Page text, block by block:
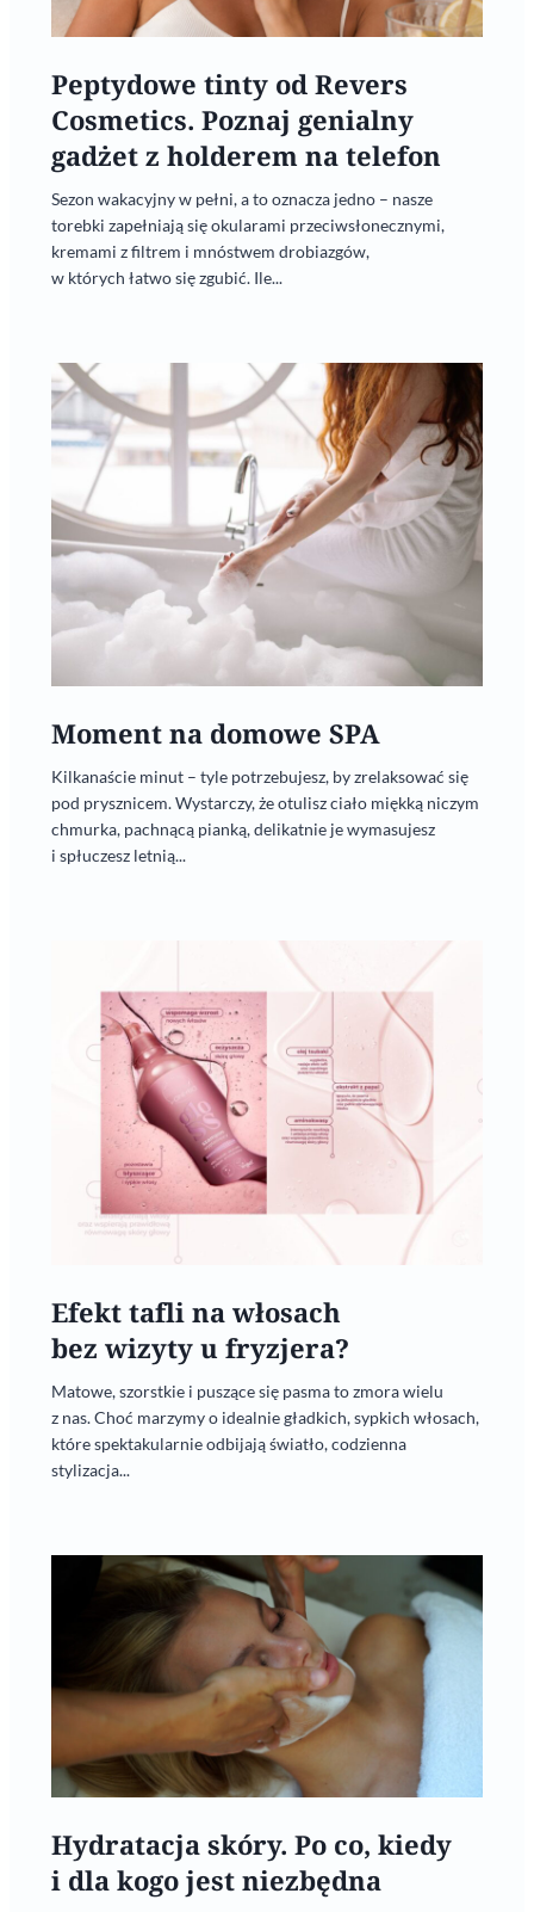
Peptydowe tinty od Revers
Cosmetics. Poznaj genialny
gadżet z holderem na telefon
Sezon wakacyjny w pełni, a to oznacza jedno – nasze
torebki zapełniają się okularami przeciwsłonecznymi,
kremami z filtrem i mnóstwem drobiazgów,
w których łatwo się zgubić. Ile...
Moment na domowe SPA
Kilkanaście minut – tyle potrzebujesz, by zrelaksować się
pod prysznicem. Wystarczy, że otulisz ciało miękką niczym
chmurka, pachnącą pianką, delikatnie je wymasujesz
i spłuczesz letnią...
Efekt tafli na włosach
bez wizyty u fryzjera?
Matowe, szorstkie i puszące się pasma to zmora wielu
z nas. Choć marzymy o idealnie gładkich, sypkich włosach,
które spektakularnie odbijają światło, codzienna
stylizacja...
Hydratacja skóry. Po co, kiedy
i dla kogo jest niezbędna